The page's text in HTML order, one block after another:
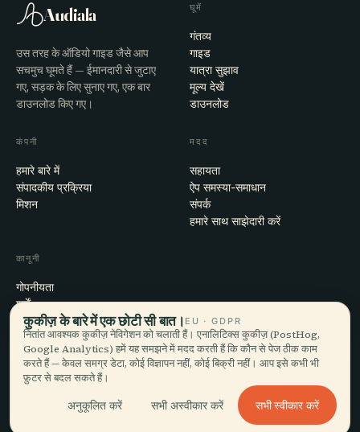
Audiala
उस तरह के ऑडियो गाइड जैसे आप
सचमुच घूमते हैं — ईमानदारी से जुटाए
गए, सड़क के लिए सुनाए गए, एक बार
डाउनलोड किए गए।
घूमें
गंतव्य
गाइड
यात्रा सुझाव
मूल्य देखें
डाउनलोड
कंपनी
हमारे बारे में
संपादकीय प्रक्रिया
मिशन
मदद
सहायता
ऐप समस्या-समाधान
संपर्क
हमारे साथ साझेदारी करें
कानूनी
गोपनीयता
शर्तें
कुकी सेटिंग्स
खाता हटाएँ
© 2026 Audiala · मोर्ज, स्विट्ज़रलैंड में बना, सफ़र पर और बादलों में
iOS · Android · Web
EN · FR · DE · ES · IT · PT · JA · ZH · HI · RU · CS · AR
कुकीज़ के बारे में एक छोटी सी बात। EU · GDPR
नितांत आवश्यक कुकीज़ नेविगेशन को चलाती हैं। एनालिटिक्स कुकीज़ (PostHog,
Google Analytics) हमें यह समझने में मदद करती हैं कि कौन से पेज ठीक काम
करते हैं — केवल समग्र डेटा, कोई विज्ञापन नहीं, कोई बिक्री नहीं। आप इसे कभी भी
फ़ुटर से बदल सकते हैं।
अनुकूलित करें सभी अस्वीकार करें सभी स्वीकार करें